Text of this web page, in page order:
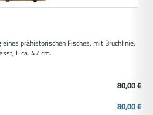
prähistorischen Fisches, mit Bruchlinie,
L ca. 47 cm.
80,00 €
80,00 €